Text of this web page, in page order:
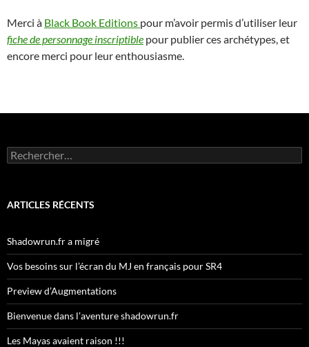
Merci à Black Book Editions pour m’avoir permis d’utiliser leur
fiche de personnage inscriptible pour publier ces archétypes, et
encore merci pour leur enthousiasme.
Rechercher :
ARTICLES RÉCENTS
Shadowrun.fr a migré
Vos besoins sur l’écran du MJ en français pour SR4
Preview d’Augmentations
Bienvenue dans l’aventure shadowrun.fr
Les Mayas avaient raison !!!